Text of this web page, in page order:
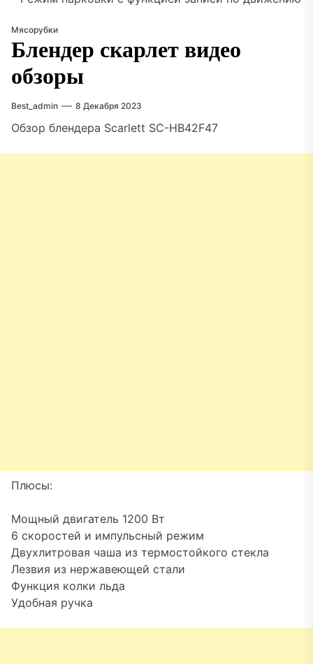
Мясорубки
Блендер скарлет видео
обзоры
Best_admin 8 Декабря 2023
Обзор блендера Scarlett SC-HB42F47
Плюсы:
Мощный двигатель 1200 Вт
6 скоростей и импульсный режим
Двухлитровая чаша из термостойкого стекла
Лезвия из нержавеющей стали
Функция колки льда
Удобная ручка